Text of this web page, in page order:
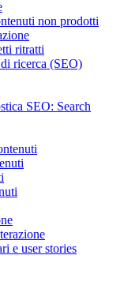
non prodotti
ritratti
ricerca (SEO)
SEO: Search
e user stories